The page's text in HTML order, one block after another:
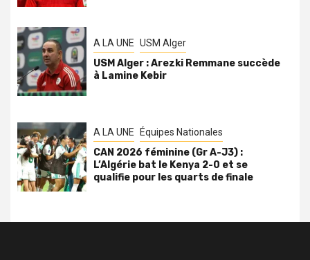
A LA UNE USM Alger
USM Alger : Arezki Remmane succède
à Lamine Kebir
A LA UNE Équipes Nationales
CAN 2026 féminine (Gr A-J3) :
L’Algérie bat le Kenya 2-0 et se
qualifie pour les quarts de finale